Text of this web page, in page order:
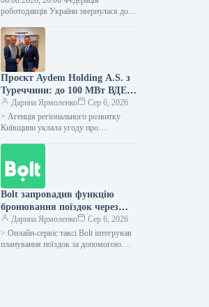
роботодавців України звернулася до
Корецького з проханням вжити
негайних кроків задля забезпечення
вчасного впровадження…
Проєкт Aydem Holding A.S. з
Туреччини: до 100 МВт ВДЕ у
Київщині, підтверджено
меморандумом
Дарина Ярмоленко
Сер 6, 2026
> Агенція регіонального розвитку
Київщини уклала угоду про
інвесторів у сфері…
Bolt запровадив функцію
бронювання поїздок через
ChatGPT у всіх країнах, де
компанія працює
Дарина Ярмоленко
Сер 6, 2026
> Онлайн-сервіс таксі Bolt інтегрував
планування поїздок за допомогою